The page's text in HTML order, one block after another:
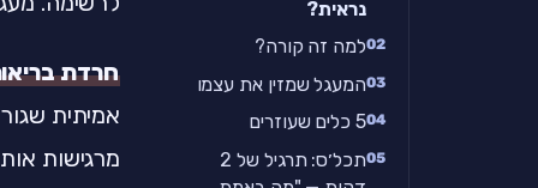
נראית?
למה זה קורה?
המעגל שמזין את עצמו
5 כלים שעוזרים
תכל׳ס: תרגיל של 2
חרדת
אמיתית
מרגישות